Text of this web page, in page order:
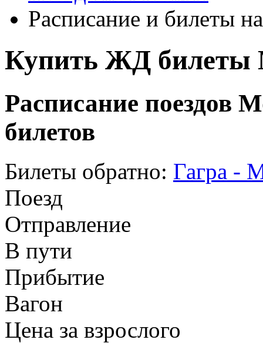
Расписание и билеты
Купить ЖД билеты
Расписание поездов
билетов
Билеты обратно: Гагра -
Поезд
Отправление
В пути
Прибытие
Вагон
Цена за взрослого